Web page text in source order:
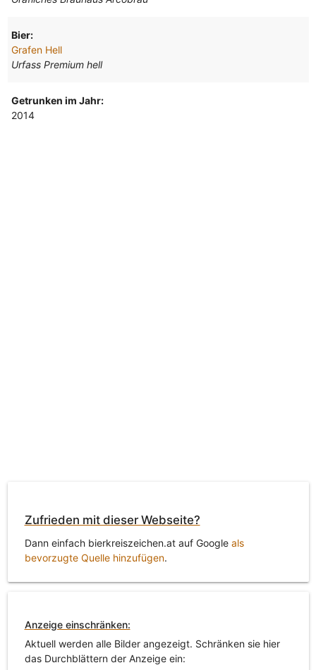
Bier:
Grafen Hell
Urfass Premium hell
Getrunken im Jahr:
2014
Zufrieden mit dieser Webseite?
Dann einfach bierkreiszeichen.at auf Google als
bevorzugte Quelle hinzufügen.
Anzeige einschränken:
Aktuell werden alle Bilder angezeigt. Schränken sie hier
das Durchblättern der Anzeige ein: